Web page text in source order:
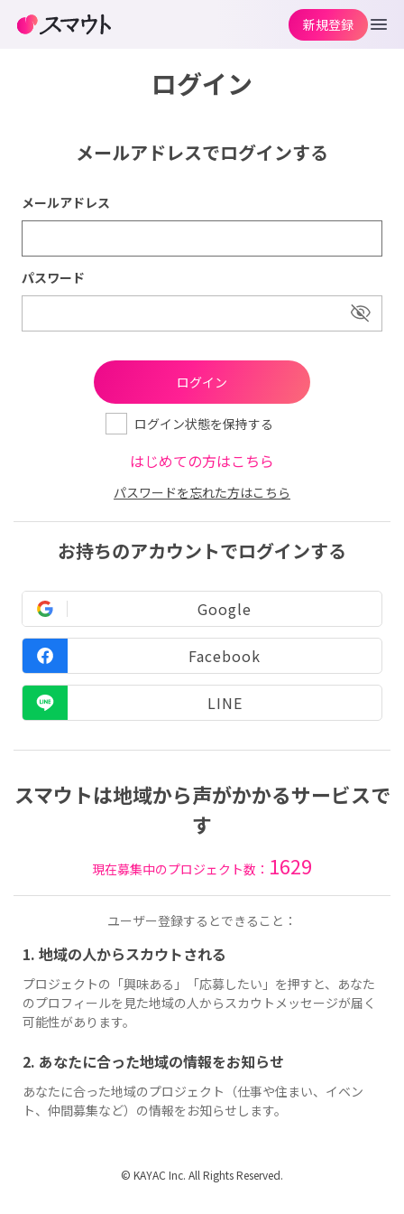
ログイン
メールアドレスでログインする
メールアドレス
パスワード
ログイン状態を保持する
はじめての方はこちら
パスワードを忘れた方はこちら
お持ちのアカウントでログインする
Google
Facebook
LINE
スマウトは地域から声がかかるサービスで
す
現在募集中のプロジェクト数： 1629
ユーザー登録するとできること：
1. 地域の人からスカウトされる
プロジェクトの「興味ある」「応募したい」を押すと、あなた
のプロフィールを見た地域の人からスカウトメッセージが届く
可能性があります。
2. あなたに合った地域の情報をお知らせ
あなたに合った地域のプロジェクト（仕事や住まい、イベン
ト、仲間募集など）の情報をお知らせします。
新規登録
© KAYAC Inc. All Rights Reserved.